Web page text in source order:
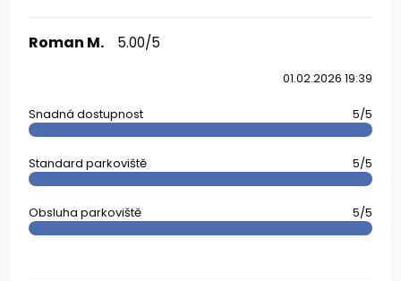
Roman M. 5.00/5
01.02.2026 19:39
Snadná dostupnost 5/5
Standard parkoviště 5/5
Obsluha parkoviště 5/5